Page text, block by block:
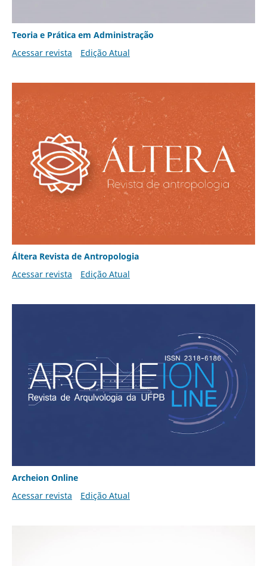
Teoria e Prática em Administração
Acessar revista
Edição Atual
Áltera Revista de Antropologia
Acessar revista
Edição Atual
Archeion Online
Acessar revista
Edição Atual